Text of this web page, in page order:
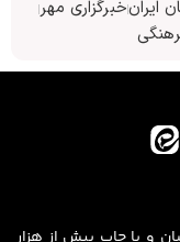
ایرانخبرگزاری مهر